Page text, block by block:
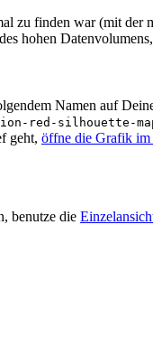
zu finden war (mit der
hohen
Namen auf
red-silhouette-
geht, öffne die Grafik
benutze die